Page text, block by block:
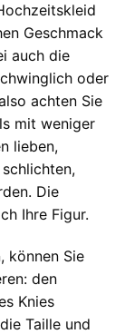
Geschmack
auch die
oder
achten Sie
mit weniger
lieben,
Die
Ihre Figur.
können Sie
den
Knies
Taille und